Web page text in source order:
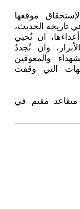
موقعها
تاريخه الحديث،
ان نُحيي
وان نُجددُ
والمعوقين
التي وقفت
متقاعد مقيم في